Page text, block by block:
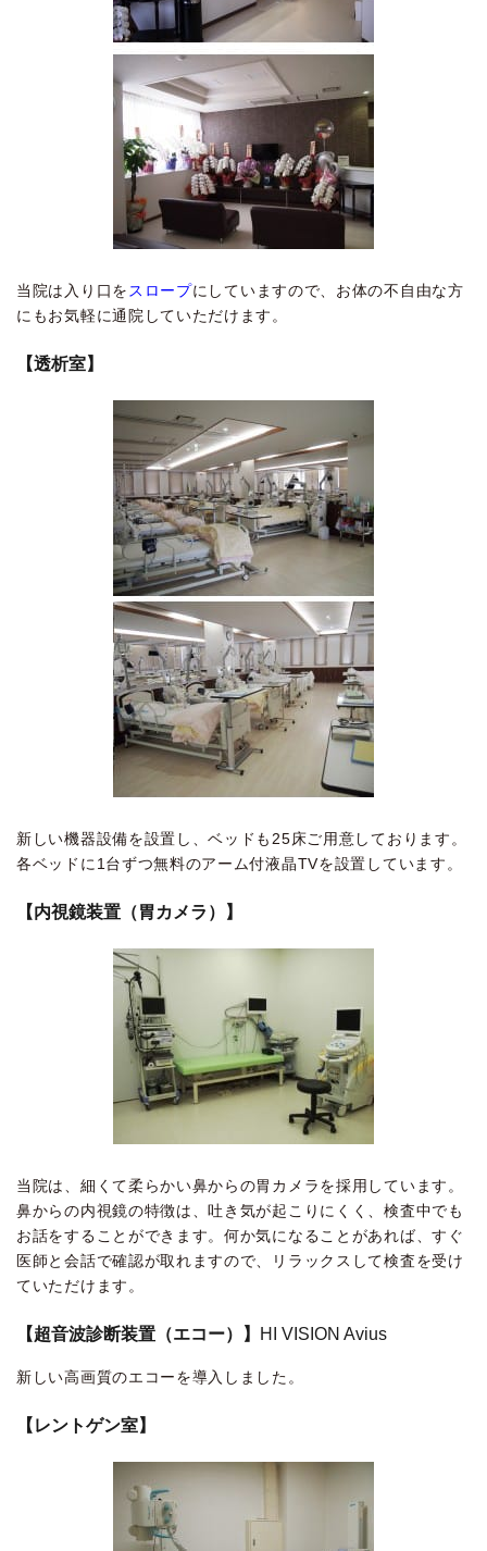
当院は入り口を スロープにしていますので、お体の不自由な方
にもお気軽に通院していただけます。
【透析室】
新しい機器設備を設置し、ベッドも25床ご用意しております。
各ベッドに1台ずつ無料のアーム付液晶TVを設置しています。
【内視鏡装置（胃カメラ）】
当院は、細くて柔らかい鼻からの胃カメラを採用しています。
鼻からの内視鏡の特徴は、吐き気が起こりにくく、検査中でも
お話をすることができます。何か気になることがあれば、すぐ
医師と会話で確認が取れますので、リラックスして検査を受け
ていただけます。
【超音波診断装置（エコー）】 HI VISION Avius
新しい高画質のエコーを導入しました。
【レントゲン室】